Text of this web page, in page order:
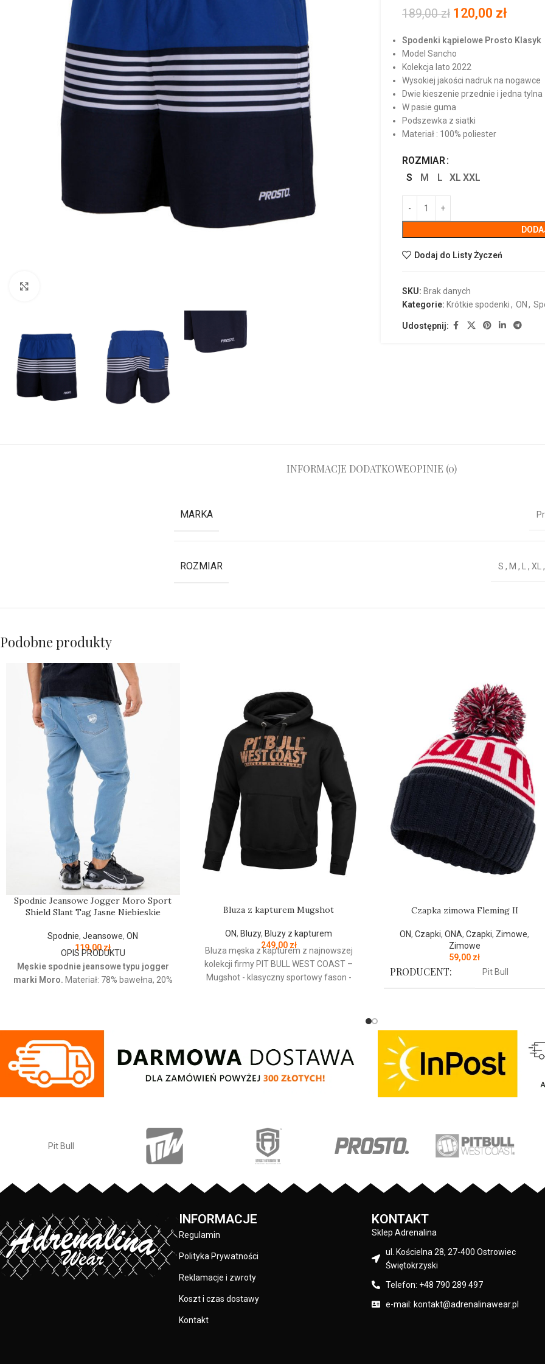
189,00zł 120,00 zł
Spodenki kąpielowe Prosto Klasyk
Model Sancho
Kolekcja lato 2022
Wysokiej jakości nadruk na nogawce
Dwie kieszenie przednie i jedna tylna
W pasie guma
Podszewka z siatki
Materiał : 100% poliester
ROZMIAR
S
M L XL XXL
Dodaj do Listy Życzeń
SKU: Brak danych
Kategorie: Krótkie spodenki, ON ,
Udostępnij:
INFORMACJE DODATKOWEOPINIE (0)
MARKA
ROZMIAR S , M , L, XL,
Podobne produkty
Spodnie Jeansowe Jogger Moro Sport
Shield Slant Tag Jasne Niebieskie
Spodnie,Jeansowe,ON
119,00zł
OPIS PRODUKTU
Męskie spodnie jeansowe typu jogger
marki Moro. Materiał: 78% bawełna, 20%
gumę w pasie która zapewnia idealne
dopasowanie w talii.
Regular Fit
- regularny krój, nie krępuje
ruchów dzięki odpowiednio dobranym
materiałom.
Elastan- rozciągliwa dzianina, zapewnia
Jogger- nogawki w spodniach zostały
zakończone dopasowanym ściągaczem.
- wyprodukowano w
Polsce.
Bluza z kapturem Mugshot
ON, Bluzy, Bluzy z kapturem
249,00 zł
Bluza męska z kapturem z najnowszej
kolekcji firmy PIT BULL WEST COAST –
Mugshot - klasyczny sportowy fason -
- regulacja kaptura za pomocą szerokiego
sznurka z metalowym wykończeniem -
ściągacze rękawów posiadają otwory na
przednia kieszeń typu kangurka -
wysokiej jakości nieścieralne nadruki
wykonane specjalistyczną technologią
/ 20% polyester
PRODUCENT:
Czapka zimowa Fleming II
ON,Czapki,ONA,Czapki, Zimowe,
Zimowe
59,00 zł
PRODUCENT: Pit Bull
Czapka zimowa z najnowszej kolekcji
firmyPIT BULL WEST COAST– Fleming II -
wysokiej jakości gruba i miękka dzianina -
idealna na bardzo niskie zimowe
materiału: 100% wełna akrylowa
INFORMACJE
Regulamin
Polityka Prywatności
Reklamacje i zwroty
Koszt i czas dostawy
Kontakt
KONTAKT
Sklep Adrenalina
ul. Kościelna 28, 27-400 Ostrowiec
Świętokrzyski
Telefon: +48 790 289 497
e-mail: kontakt@adrenalinawear.pl